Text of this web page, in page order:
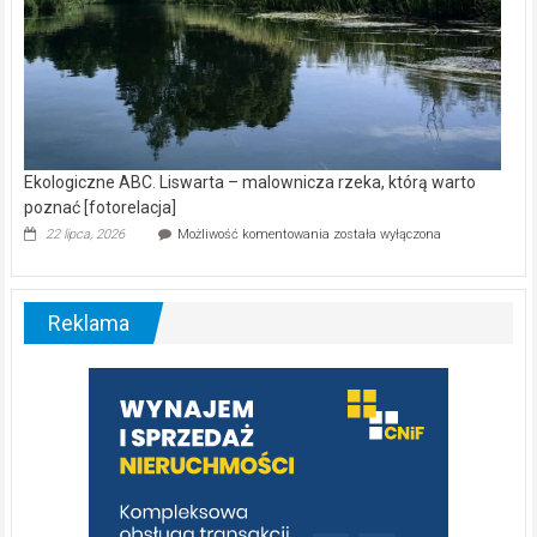
Ekologiczne ABC. Liswarta – malownicza rzeka, którą warto
poznać [fotorelacja]
22 lipca, 2026 Możliwość komentowania Ekologiczne
–
warto
poznać
[fotorelacja]
została wyłączona
Reklama